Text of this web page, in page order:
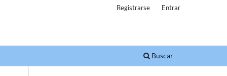
Buscar
Registrarse Entrar